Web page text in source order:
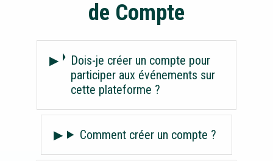
de Compte
Dois-je créer un compte pour
participer aux événements sur
cette plateforme ?
Comment créer un compte ?